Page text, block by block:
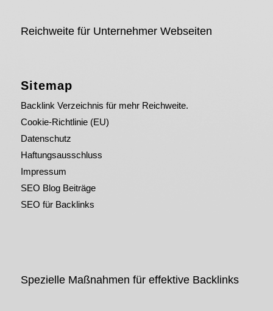
Reichweite für Unternehmer Webseiten
Sitemap
Backlink Verzeichnis für mehr Reichweite.
Cookie-Richtlinie (EU)
Datenschutz
Haftungsausschluss
Impressum
SEO Blog Beiträge
SEO für Backlinks
Spezielle Maßnahmen für effektive Backlinks